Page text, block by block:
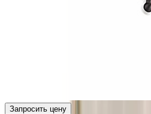
Запросить цену